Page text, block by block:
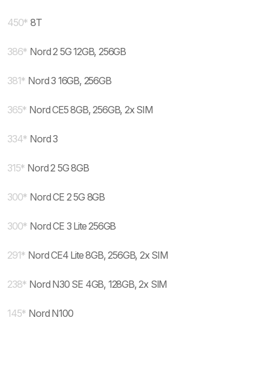
450* 8T
386* Nord 2 5G 12GB, 256GB
381* Nord 3 16GB, 256GB
365* Nord CE5 8GB, 256GB, 2x SIM
334* Nord 3
315* Nord 2 5G 8GB
300* Nord CE 2 5G 8GB
300* Nord CE 3 Lite 256GB
291* Nord CE4 Lite 8GB, 256GB, 2x SIM
238* Nord N30 SE 4GB, 128GB, 2x SIM
145* Nord N100